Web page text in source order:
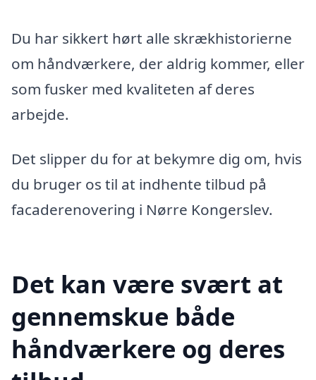
Du har sikkert hørt alle skrækhistorierne
om håndværkere, der aldrig kommer, eller
som fusker med kvaliteten af deres
arbejde.
Det slipper du for at bekymre dig om, hvis
du bruger os til at indhente tilbud på
facaderenovering i Nørre Kongerslev.
Det kan være svært at
gennemskue både
håndværkere og deres